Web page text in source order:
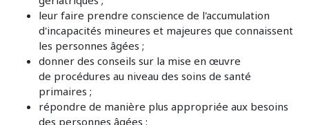
leur faire prendre conscience de l'accumulation
d'incapacités mineures et majeures que connaissent
les personnes âgées ;
donner des conseils sur la mise en œuvre
de procédures au niveau des soins de santé
primaires ;
répondre de manière plus appropriée aux besoins
des personnes âgées ;